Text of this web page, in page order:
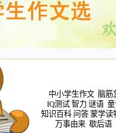
中小学生作文 脑筋
IQ测试 智力 谜语
知识百科 问答 蒙学读
万事由来 歇后语